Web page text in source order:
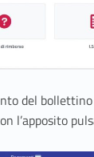
del
l’apposito